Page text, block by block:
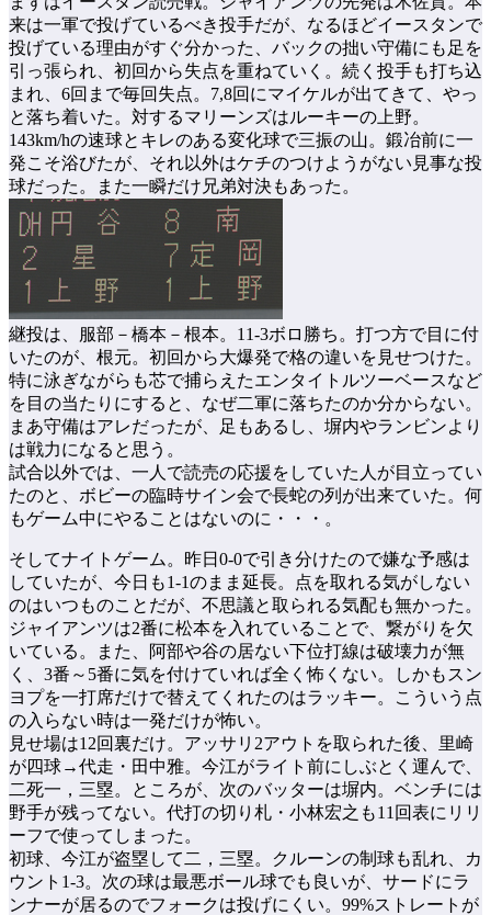
来は一軍で投げているべき投手だが、なるほどイースタンで
投げている理由がすぐ分かった、バックの拙い守備にも足を
引っ張られ、初回から失点を重ねていく。続く投手も打ち込
まれ、6回まで毎回失点。7,8回にマイケルが出てきて、やっ
と落ち着いた。対するマリーンズはルーキーの上野。
143km/hの速球とキレのある変化球で三振の山。鍛冶前に一
発こそ浴びたが、それ以外はケチのつけようがない見事な投
球だった。また一瞬だけ兄弟対決もあった。
継投は、服部－橋本－根本。11-3ボロ勝ち。打つ方で目に付
いたのが、根元。初回から大爆発で格の違いを見せつけた。
特に泳ぎながらも芯で捕らえたエンタイトルツーベースなど
を目の当たりにすると、なぜ二軍に落ちたのか分からない。
まあ守備はアレだったが、足もあるし、塀内やランビンより
は戦力になると思う。
試合以外では、一人で読売の応援をしていた人が目立ってい
たのと、ボビーの臨時サイン会で長蛇の列が出来ていた。何
もゲーム中にやることはないのに・・・。
そしてナイトゲーム。昨日0-0で引き分けたので嫌な予感は
していたが、今日も1-1のまま延長。点を取れる気がしない
のはいつものことだが、不思議と取られる気配も無かった。
ジャイアンツは2番に松本を入れていることで、繋がりを欠
いている。また、阿部や谷の居ない下位打線は破壊力が無
く、3番～5番に気を付けていれば全く怖くない。しかもスン
ヨプを一打席だけで替えてくれたのはラッキー。こういう点
の入らない時は一発だけが怖い。
見せ場は12回裏だけ。アッサリ2アウトを取られた後、里崎
が四球→代走・田中雅。今江がライト前にしぶとく運んで、
二死一，三塁。ところが、次のバッターは塀内。ベンチには
野手が残ってない。代打の切り札・小林宏之も11回表にリリ
ーフで使ってしまった。
初球、今江が盗塁して二，三塁。クルーンの制球も乱れ、カ
ウント1-3。次の球は最悪ボール球でも良いが、サードにラ
ンナーが居るのでフォークは投げにくい。99%ストレートが